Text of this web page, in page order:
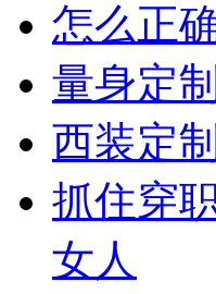
怎么正
量身定
西装定
抓住穿
女人